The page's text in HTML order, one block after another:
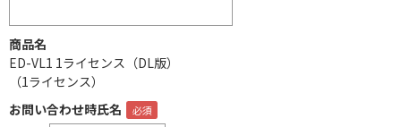
商品名
ED-VL1 1ライセンス（DL版）
（1ライセンス）
お問い合わせ時氏名